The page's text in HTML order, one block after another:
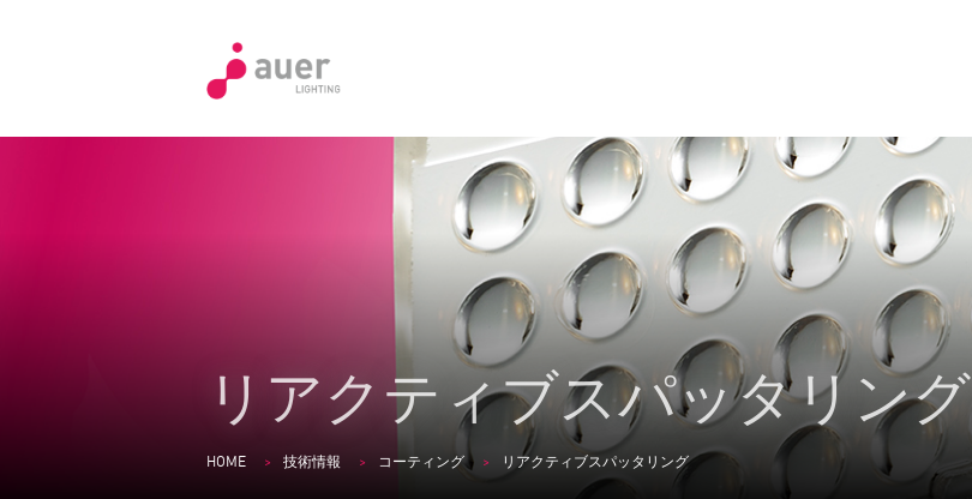
リアクティブスパッタリング
HOME 技術情報 コーティング リアクティブスパッタリング